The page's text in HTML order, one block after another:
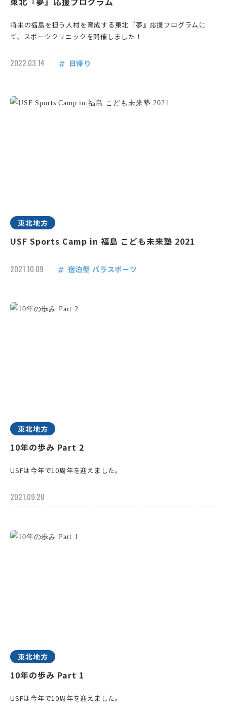
将来の福島を担う人材を育成する東北『夢』応援プログラムに
て、スポーツクリニックを開催しました！
2022.03.14 日帰り
東北地方
USF Sports Camp in 福島 こども未来塾 2021
2021.10.09 宿泊型 パラスポーツ
東北地方
10年の歩み Part 2
USFは今年で10周年を迎えました。
2021.09.20
東北地方
10年の歩み Part 1
USFは今年で10周年を迎えました。